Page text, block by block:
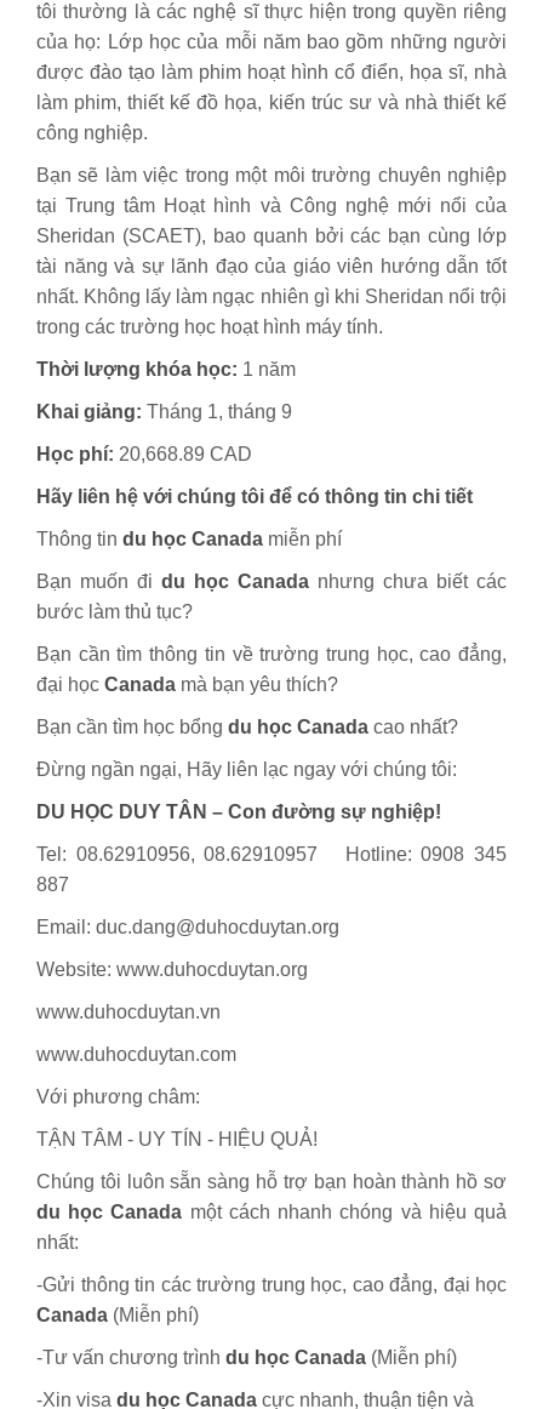
tôi thường là các nghệ sĩ thực hiện trong quyền riêng
của họ: Lớp học của mỗi năm bao gồm những người
được đào tạo làm phim hoạt hình cổ điển, họa sĩ, nhà
làm phim, thiết kế đồ họa, kiến trúc sư và nhà thiết kế
công nghiệp.
Bạn sẽ làm việc trong một môi trường chuyên nghiệp
tại Trung tâm Hoạt hình và Công nghệ mới nổi của
Sheridan (SCAET), bao quanh bởi các bạn cùng lớp
tài năng và sự lãnh đạo của giáo viên hướng dẫn tốt
nhất. Không lấy làm ngạc nhiên gì khi Sheridan nổi trội
trong các trường học hoạt hình máy tính.
Thời lượng khóa học: 1 năm
Khai giảng: Tháng 1, tháng 9
Học phí: 20,668.89 CAD
Hãy liên hệ với chúng tôi để có thông tin chi tiết
Thông tin du học Canada miễn phí
Bạn muốn đi du học Canada nhưng chưa biết các
bước làm thủ tục?
Bạn cần tìm thông tin về trường trung học, cao đẳng,
đại học Canada mà bạn yêu thích?
Bạn cần tìm học bổng du học Canada cao nhất?
Đừng ngần ngại, Hãy liên lạc ngay với chúng tôi:
DU HỌC DUY TÂN – Con đường sự nghiệp!
Tel: 08.62910956, 08.62910957 Hotline: 0908 345
887
Email: duc.dang@duhocduytan.org
Website: www.duhocduytan.org
www.duhocduytan.vn
www.duhocduytan.com
Với phương châm:
TẬN TÂM - UY TÍN - HIỆU QUẢ!
Chúng tôi luôn sẵn sàng hỗ trợ bạn hoàn thành hồ sơ
du học Canada một cách nhanh chóng và hiệu quả
nhất:
-Gửi thông tin các trường trung học, cao đẳng, đại học
Canada (Miễn phí)
-Tư vấn chương trình du học Canada (Miễn phí)
-Xin visa du học Canada cực nhanh, thuận tiện và